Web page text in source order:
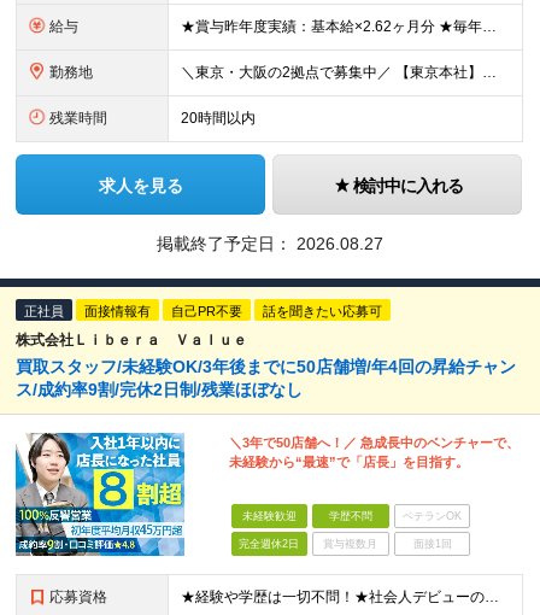
給与 ★賞与昨年度実績：基本給×2.62ヶ月分 ★毎年必ず昇給する経験給制度あり！ ■月給：23万5000円〜45万円＋賞与年2回 ※経験・スキルを考慮し、当社規定の「バンド（等級）」に合わせて決定します
勤務地 ＼東京・大阪の2拠点で募集中／ 【東京本社】東京都江東区亀戸1-28-6 【大阪支店】大阪府大阪市東淀川区東中島1-13-25 ※ご希望の勤務地を考慮します。当面転勤は想定していません。 ご本人の希
残業時間 20時間以内
求人を見る 検討中に入れる
掲載終了予定日： 2026.08.27
正社員 面接情報有 自己PR不要 話を聞きたい応募可
株式会社Ｌｉｂｅｒａ Ｖａｌｕｅ
買取スタッフ/未経験OK/3年後までに50店舗増/年4回の昇給チャン
ス/成約率9割/完休2日制/残業ほぼなし
＼3年で50店舗へ！／ 急成長中のベンチャーで、
未経験から“最速”で「店長」を目指す。
未経験歓迎 学歴不問 ベテランOK
完全週休2日 賞与複数月 面接1回
応募資格 ★経験や学歴は一切不問！★社会人デビューの方も歓迎★ブランク・第二新卒歓迎 ■完全未経験OK ■基本的なPCスキル ┗簡単なタイピングができればOK！ ■40歳以下の方（若年層の長期キャリア形成のた